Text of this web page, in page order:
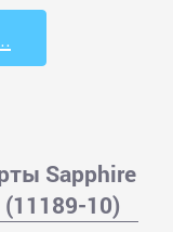
Sapphire
(11189-10)